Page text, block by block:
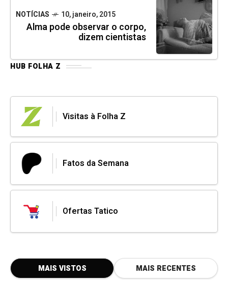
NOTÍCIAS 10, janeiro, 2015
Alma pode observar o corpo,
dizem cientistas
HUB FOLHA Z
Visitas à Folha Z
Fatos da Semana
Ofertas Tatico
MAIS VISTOS MAIS RECENTES